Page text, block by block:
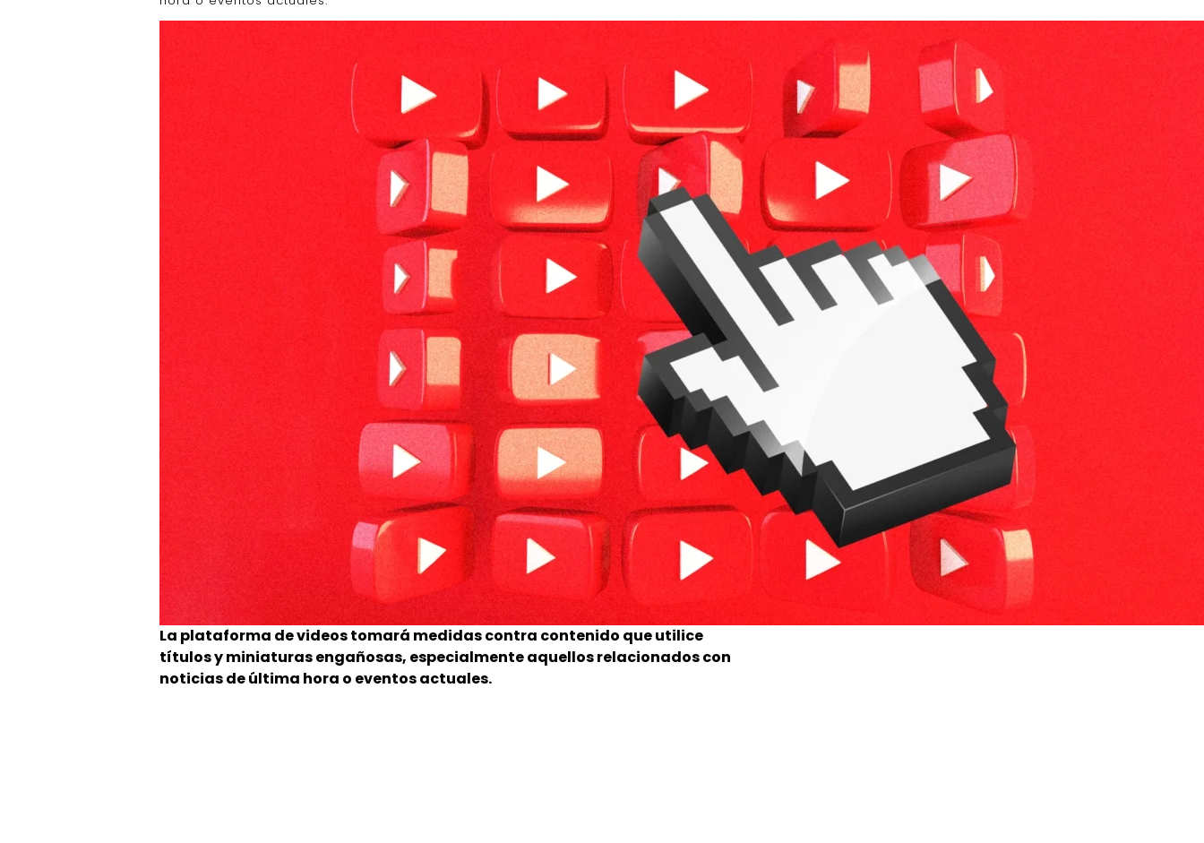
La plataforma de videos tomará medidas contra contenido que utilice
títulos y miniaturas engañosas, especialmente aquellos relacionados con
noticias de última hora o eventos actuales.